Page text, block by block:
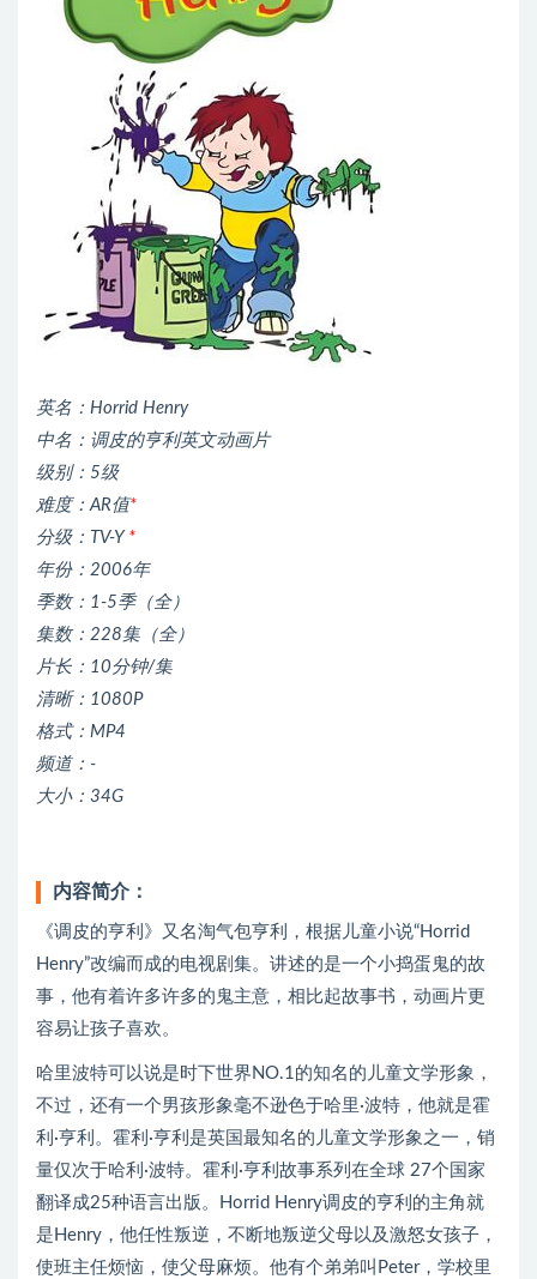
英名：Horrid Henry
中名：调皮的亨利英文动画片
级别：5级
难度：AR值*
分级：TV-Y *
年份：2006年
季数：1-5季（全）
集数：228集（全）
片长：10分钟/集
清晰：1080P
格式：MP4
频道：-
大小：34G
内容简介：
《调皮的亨利》又名淘气包亨利，根据儿童小说“Horrid
Henry”改编而成的电视剧集。讲述的是一个小捣蛋鬼的故
事，他有着许多许多的鬼主意，相比起故事书，动画片更
容易让孩子喜欢。
哈里波特可以说是时下世界NO.1的知名的儿童文学形象，
不过，还有一个男孩形象毫不逊色于哈里·波特，他就是霍
利·亨利。霍利·亨利是英国最知名的儿童文学形象之一，销
量仅次于哈利·波特。霍利·亨利故事系列在全球 27个国家
翻译成25种语言出版。Horrid Henry调皮的亨利的主角就
是Henry，他任性叛逆，不断地叛逆父母以及激怒女孩子，
使班主任烦恼，使父母麻烦。他有个弟弟叫Peter，学校里